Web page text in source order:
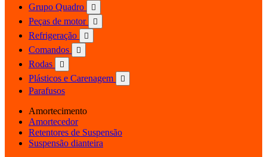
Grupo Quadro

Peças de motor 
Refrigeração 
Comandos 
Rodas 
Plásticos e Carenagem 
Parafusos
Amortecimento
Amortecedor
Retentores de Suspensão
Suspensão dianteira